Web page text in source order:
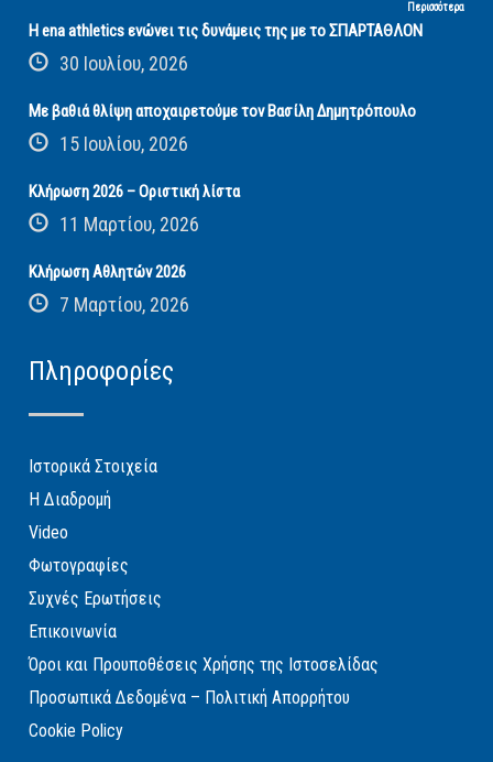
Περισσότερα
Η ena athletics ενώνει τις δυνάμεις της με το ΣΠΑΡΤΑΘΛΟΝ
30 Ιουλίου, 2026
Με βαθιά θλίψη αποχαιρετούμε τον Βασίλη Δημητρόπουλο
15 Ιουλίου, 2026
Κλήρωση 2026 – Οριστική λίστα
11 Μαρτίου, 2026
Κλήρωση Αθλητών 2026
7 Μαρτίου, 2026
Πληροφορίες
Ιστορικά Στοιχεία
Η Διαδρομή
Video
Φωτογραφίες
Συχνές Ερωτήσεις
Επικοινωνία
Όροι και Προυποθέσεις Χρήσης της Ιστοσελίδας
Προσωπικά Δεδομένα – Πολιτική Απορρήτου
Cookie Policy